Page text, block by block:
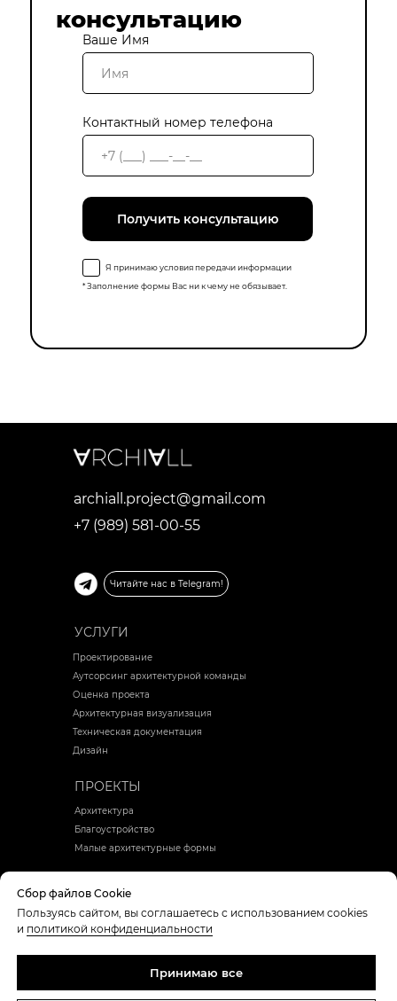
консультацию
Ваше Имя
Контактный номер телефона
Получить консультацию
Я принимаю условия передачи информации
* Заполнение формы Вас ни к чему не обязывает.
Сбор файлов Cookie
Пользуясь сайтом, вы соглашаетесь с использованием cookies
и политикой конфиденциальности
Принимаю все
archiall.project@gmail.com
Политика конфиденциальности
УСЛУГИ
ПРОЕКТЫ
Проектирование
Аутсорсинг архитектурной команды
Оценка проекта
Архитектурная визуализация
Техническая документация
Дизайн
Архитектура
Благоустройство
Малые архитектурные формы
+7 (989) 581-00-55
Читайте нас в Telegram!